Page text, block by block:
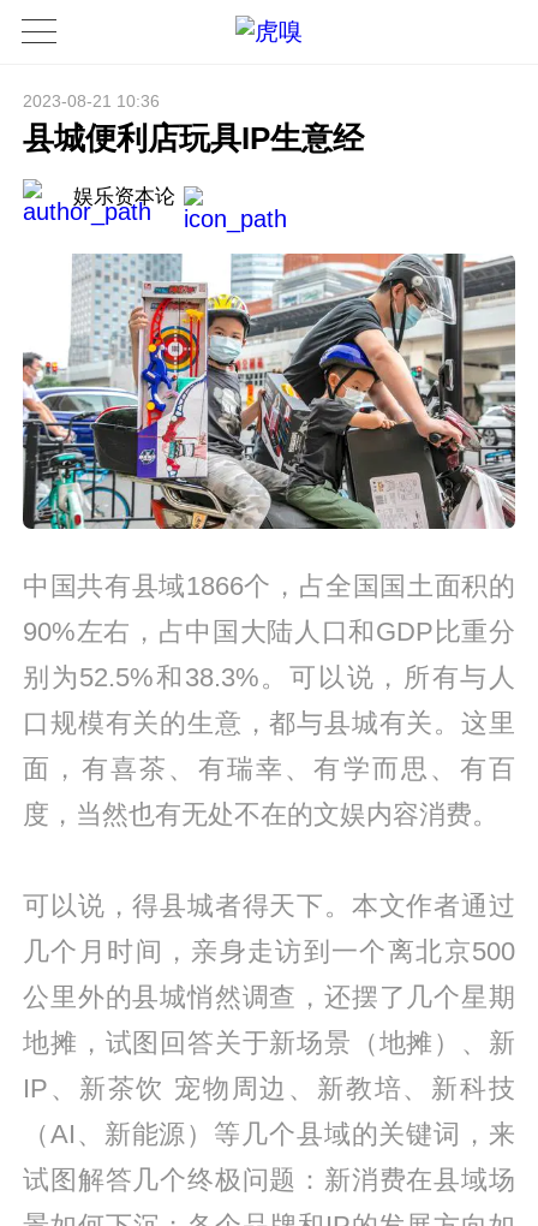
2023-08-21 10:36
县城便利店玩具IP生意经
娱乐资本论
中国共有县域1866个，占全国国土面积的
90%左右，占中国大陆人口和GDP比重分
别为52.5%和38.3%。可以说，所有与人
口规模有关的生意，都与县城有关。这里
面，有喜茶、有瑞幸、有学而思、有百
度，当然也有无处不在的文娱内容消费。
可以说，得县城者得天下。本文作者通过
几个月时间，亲身走访到一个离北京500
公里外的县城悄然调查，还摆了几个星期
地摊，试图回答关于新场景（地摊）、新
IP、新茶饮 宠物周边、新教培、新科技
（AI、新能源）等几个县域的关键词，来
试图解答几个终极问题：新消费在县域场